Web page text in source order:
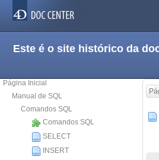
Este é o site histórico da
Página Inicial
Manual de SQL
Comandos SQL
Comandos SQL
SELECT
INSERT